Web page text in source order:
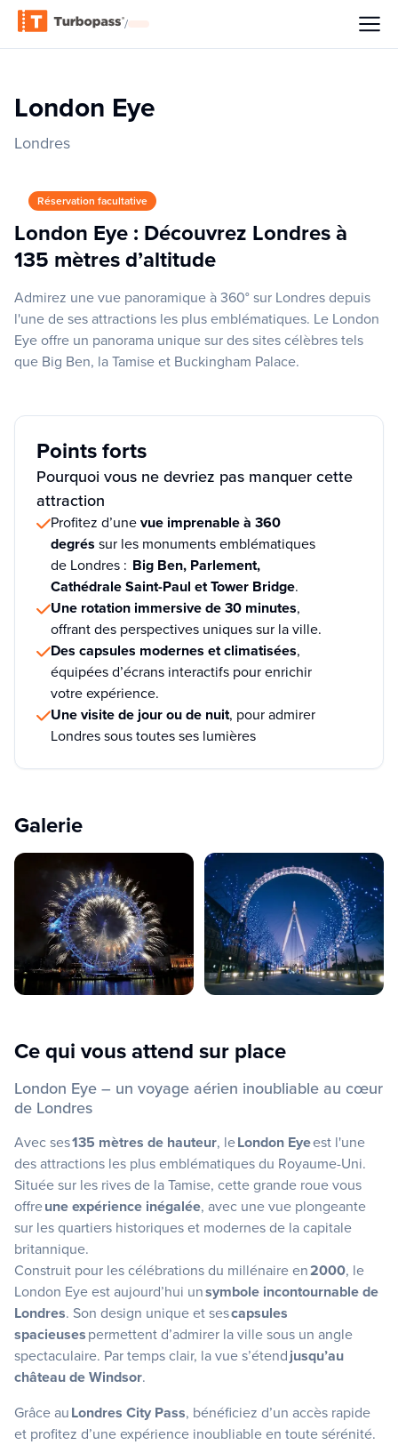
/
London Eye
Londres
Réservation facultative
London Eye : Découvrez Londres à
135 mètres d’altitude
Admirez une vue panoramique à 360° sur Londres depuis
l'une de ses attractions les plus emblématiques. Le London
Eye offre un panorama unique sur des sites célèbres tels
que Big Ben, la Tamise et Buckingham Palace.
Points forts
Pourquoi vous ne devriez pas manquer cette
attraction
Profitez d’unevue imprenable à 360
degrés sur les monuments emblématiques
de Londres : Big Ben, Parlement,
Cathédrale Saint-Paul et Tower Bridge.
Une rotation immersive de 30 minutes,
offrant des perspectives uniques sur la ville.
Des capsules modernes et climatisées,
équipées d’écrans interactifs pour enrichir
votre expérience.
Une visite de jour ou de nuit, pour admirer
Londres sous toutes ses lumières
Galerie
Ce qui vous attend sur place
London Eye – un voyage aérien inoubliable au cœur
de Londres
Avec ses135 mètres de hauteur, leLondon Eyeest l'une
des attractions les plus emblématiques du Royaume-Uni.
Située sur les rives de la Tamise, cette grande roue vous
offreune expérience inégalée, avec une vue plongeante
sur les quartiers historiques et modernes de la capitale
britannique.
Construit pour les célébrations du millénaire en2000, le
London Eye est aujourd’hui unsymbole incontournable de
Londres. Son design unique et sescapsules
spacieusespermettent d’admirer la ville sous un angle
spectaculaire. Par temps clair, la vue s’étendjusqu’au
château de Windsor.
Grâce auLondres City Pass, bénéficiez d’un accès rapide
et profitez d’une expérience inoubliable en toute sérénité.